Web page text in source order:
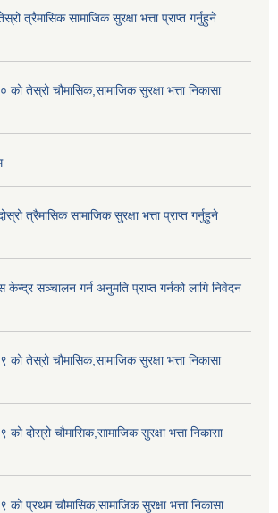
त्रैमासिक सामाजिक सुरक्षा भत्ता प्राप्त गर्नुहुने
तेस्रो चौमासिक,सामाजिक सुरक्षा भत्ता निकासा
त्रैमासिक सामाजिक सुरक्षा भत्ता प्राप्त गर्नुहुने
केन्द्र सञ्चालन गर्न अनुमति प्राप्त गर्नको लागि निवेदन
तेस्रो चौमासिक,सामाजिक सुरक्षा भत्ता निकासा
दोस्रो चौमासिक,सामाजिक सुरक्षा भत्ता निकासा
प्रथम चौमासिक,सामाजिक सुरक्षा भत्ता निकासा